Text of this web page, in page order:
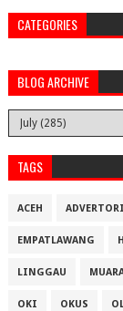
CATEGORIES
BLOG ARCHIVE
TAGS
ACEH
EMPATLAWANG
LINGGAU
OKI OKUS